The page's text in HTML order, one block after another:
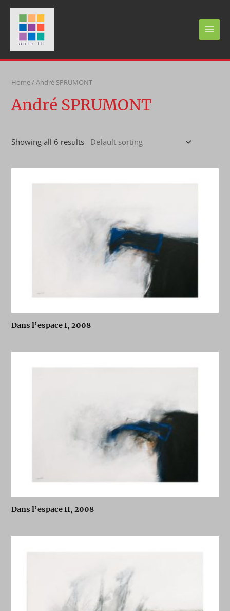
Skip
content
MAIN
Home/ André SPRUMONT
André SPRUMONT
Showing all 6 results
Dans l’espace I, 2008
Dans l’espace II, 2008